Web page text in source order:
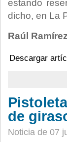
estando
dicho, en La
Raúl
Descargar
de
Noticia de 07